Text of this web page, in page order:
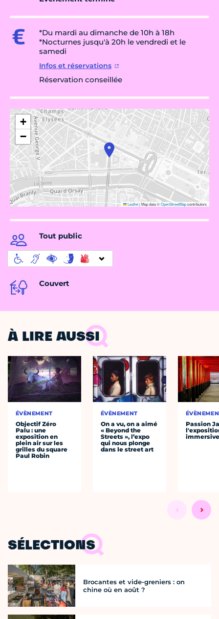
*Du mardi au dimanche de 10h à 18h
*Nocturnes jusqu'à 20h le vendredi et le
samedi
Infos et réservations
Réservation conseillée
+
−
Leaflet|Map data ©OpenStreetMapcontributors
Tout public
Couvert
À LIRE AUSSI
ÉVÈNEMENT
Objectif Zéro
Palu : une
exposition en
plein air sur les
grilles du square
Paul Robin
ÉVÈNEMENT
On a vu, on a aimé
« Beyond the
Streets », l’expo
qui nous plonge
dans le street art
Passion
SÉLECTIONS
Brocantes et vide-greniers : on
chine où en août ?